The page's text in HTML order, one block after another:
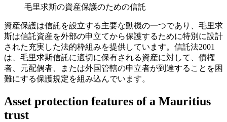
毛里求斯の資産保護のための信託
資産保護は信託を設立する主要な動機の一つであり、毛里求
斯は信託資産を外部の申立てから保護するために特別に設計
された充実した法的枠組みを提供しています。信託法2001
は、毛里求斯信託に適切に保有される資産に対して、債権
者、元配偶者、または外国管轄の申立者が到達することを困
難にする保護規定を組み込んでいます。
Asset protection features of a Mauritius
trust